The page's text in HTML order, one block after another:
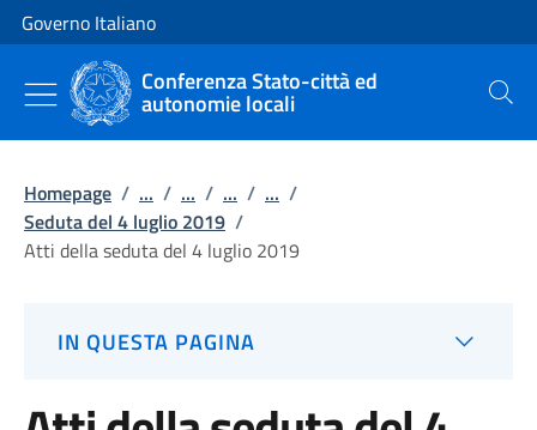
Vai al contenuto
Vai alla navigazione del sito
Governo Italiano
Conferenza Stato-città ed
autonomie locali Cerca
Homepage / ... / ... / ... / ... /
Seduta del 4 luglio 2019 /
Atti della seduta del 4 luglio 2019
IN QUESTA PAGINA